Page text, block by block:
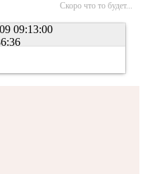
Скоро что то будет...
09:13:00